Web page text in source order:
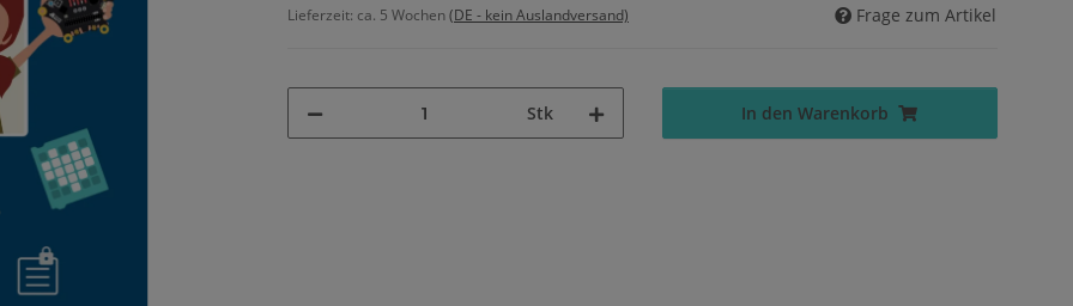
Lieferzeit: ca. 5 Wochen(DE - kein Auslandversand) Frage zum Artikel
Stk In den Warenkorb